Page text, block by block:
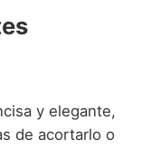
y elegante,
de acortarlo o